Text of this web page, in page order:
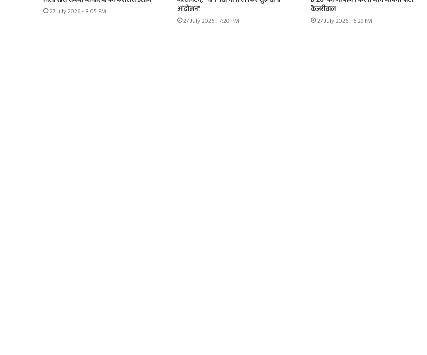
27 July 2026 - 8:05 PM
आंदोलन”
27 July 2026 - 7:20 PM
केजरीवाल
27 July 2026 - 6:29 PM